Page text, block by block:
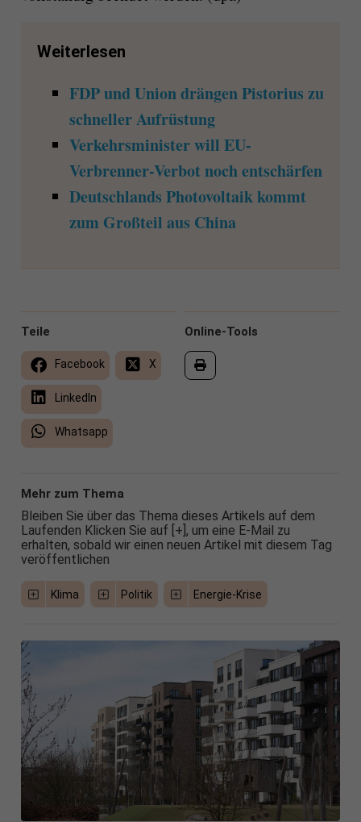
Weiterlesen
FDP und Union drängen Pistorius zu
schneller Aufrüstung
Verkehrsminister will EU-
Verbrenner-Verbot noch entschärfen
Deutschlands Photovoltaik kommt
zum Großteil aus China
Online-Tools
Teile
Facebook X
LinkedIn
Whatsapp
Mehr zum Thema
Bleiben Sie über das Thema dieses Artikels auf dem
Laufenden Klicken Sie auf [+], um eine E-Mail zu
erhalten, sobald wir einen neuen Artikel mit diesem Tag
veröffentlichen
Klima Politik Energie-Krise